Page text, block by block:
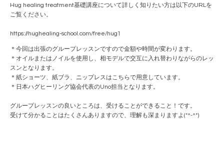
Hug healing treatment基礎講座について詳しく知りたい方は以下のURLを
ご覧ください。
https://hughealing-school.com/free/hug1
＊今回は出張のグループレッスンですので金額や時間が変わります。
＊オイルまたはノイルを使用し、相モデルで交互に入れ替わりながらのレッ
スンとなります。
＊紙ショーツ、紙ブラ、ニップレスはこちらで用意しています。
＊日本ハグヒーリング協会代表のUno担当となります。
グループレッスンの良いところは、受けることができること！です。
受けて分かることはたくさんありますので、理解も深まりますよ(*^-^*)